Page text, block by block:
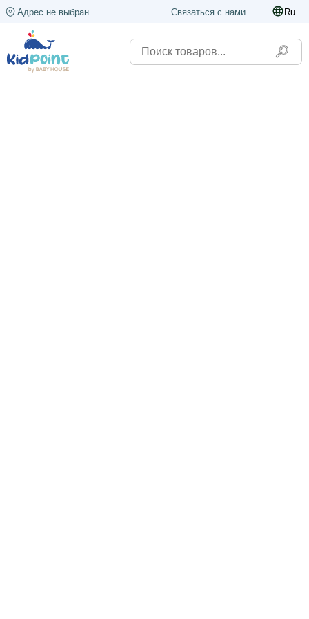
Адрес не выбран Связаться с нами Ru